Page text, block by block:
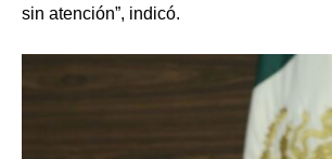
sin atención”, indicó.